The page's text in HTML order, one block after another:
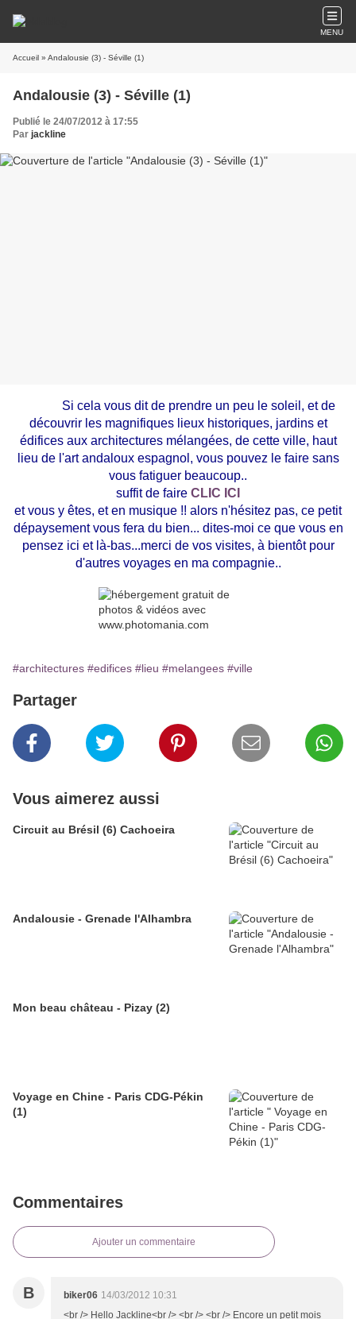
MENU
Accueil » Andalousie (3) - Séville (1)
Andalousie (3) - Séville (1)
Publié le 24/07/2012 à 17:55
Par jackline
Si cela vous dit de prendre un peu le soleil, et de
découvrir les magnifiques lieux historiques, jardins et
édifices aux architectures mélangées, de cette ville, haut
lieu de l'art andaloux espagnol, vous pouvez le faire sans
vous fatiguer beaucoup..
suffit de faire CLIC ICI
et vous y êtes, et en musique !! alors n'hésitez pas, ce petit
dépaysement vous fera du bien... dites-moi ce que vous en
pensez ici et là-bas...merci de vos visites, à bientôt pour
d'autres voyages en ma compagnie..
#architectures #edifices #lieu #melangees #ville
Partager
Vous aimerez aussi
Circuit au Brésil (6) Cachoeira
Andalousie - Grenade l'Alhambra
Mon beau château - Pizay (2)
Voyage en Chine - Paris CDG-Pékin
(1)
Commentaires
Ajouter un commentaire
B biker06 14/03/2012 10:31
<br /> Hello Jackline<br /> <br /> <br /> Encore un petit mois